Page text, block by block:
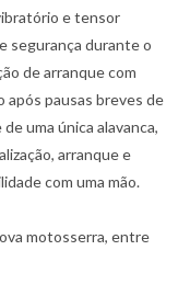
e tensor
segurança durante o
de arranque com
após pausas breves de
uma única alavanca,
arranque e
com uma mão.
motosserra, entre